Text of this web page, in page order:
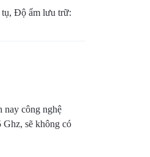
Độ ẩm lưu trữ:
nay công nghệ
Ghz, sẽ không có